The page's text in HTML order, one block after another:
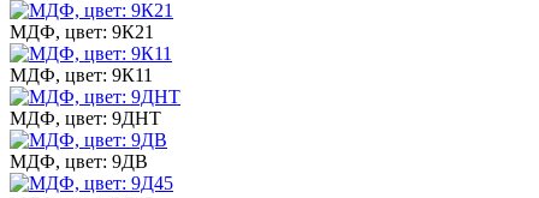
МДФ, цвет: 9К21
МДФ, цвет: 9К11
МДФ, цвет: 9ДНТ
МДФ, цвет: 9ДВ